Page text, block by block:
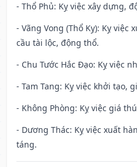
- Thổ Phủ: Kỵ việc xây dựng,
- Vãng Vong (Thổ Kỵ): Kỵ
cầu tài lộc, động thổ.
- Chu Tước Hắc Đạo: Kỵ việc
- Tam Tang: Kỵ việc khởi tạo,
- Không Phòng: Kỵ việc giá
- Dương Thác: Kỵ việc xuất
táng.